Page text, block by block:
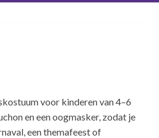
voor kinderen van 4–6
en een oogmasker, zodat je
een themafeest of